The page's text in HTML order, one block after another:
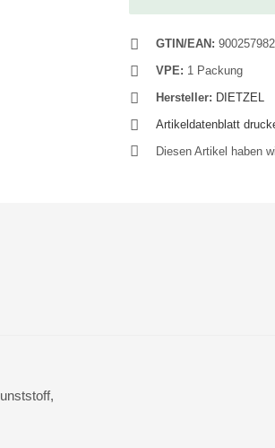
GTIN/EAN:
VPE: 1 Packung
Hersteller: DIETZEL
Artikeldatenblatt
Diesen Artikel haben